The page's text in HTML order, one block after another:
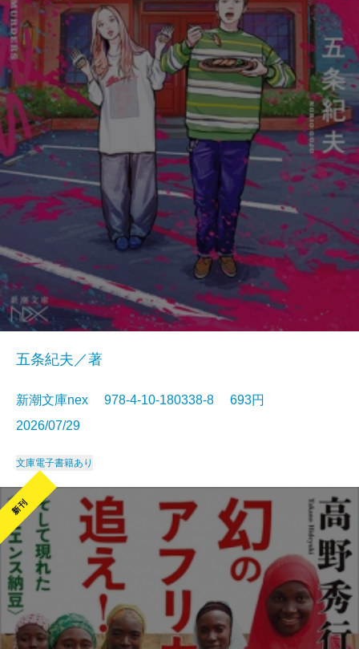
五条紀夫／著
新潮文庫nex 978-4-10-180338-8 693円
2026/07/29
文庫電子書籍あり
新刊